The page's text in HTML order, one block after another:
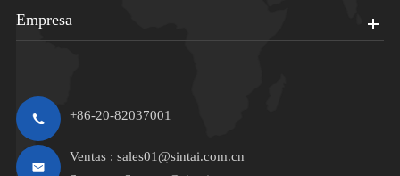
Empresa
+86-20-82037001
Ventas : sales01@sintai.com.cn